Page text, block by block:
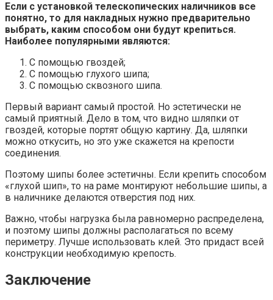
Если с установкой телескопических наличников все
понятно, то для накладных нужно предварительно
выбрать, каким способом они будут крепиться.
Наиболее популярными являются:
С помощью гвоздей;
С помощью глухого шипа;
С помощью сквозного шипа.
Первый вариант самый простой. Но эстетически не
самый приятный. Дело в том, что видно шляпки от
гвоздей, которые портят общую картину. Да, шляпки
можно откусить, но это уже скажется на крепости
соединения.
Поэтому шипы более эстетичны. Если крепить способом
«глухой шип», то на раме монтируют небольшие шипы, а
в наличнике делаются отверстия под них.
Важно, чтобы нагрузка была равномерно распределена,
и поэтому шипы должны располагаться по всему
периметру. Лучше использовать клей. Это придаст всей
конструкции необходимую крепость.
Заключение